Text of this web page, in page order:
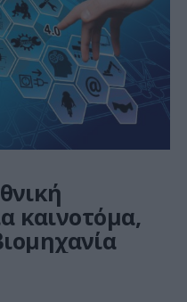
καινοτόμα,